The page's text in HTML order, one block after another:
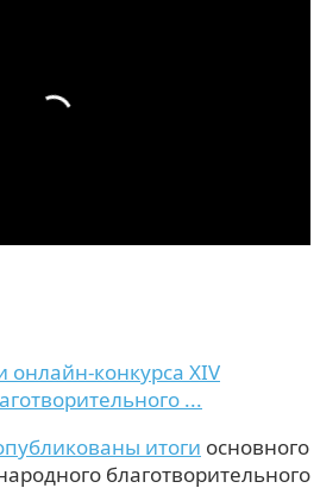
конкурса XIV
...
итоги основного
благотворительного